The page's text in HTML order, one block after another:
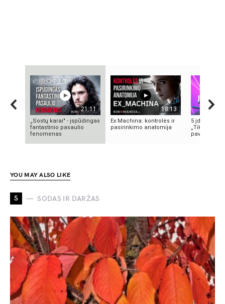
21:11
„Sostų karai" - įspūdingas
fantastinio pasaulio
fenomenas
18:13
Ex Machina: kontrolės ir
pasirinkimo anatomija
5 įdomūs
„TikTok“:
YOU MAY ALSO LIKE
S SODAS IR DARŽAS